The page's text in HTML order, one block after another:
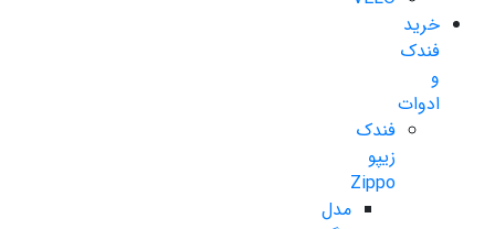
خرید
فندک
و
ادوات
فندک
زیپو
Zippo
مدل